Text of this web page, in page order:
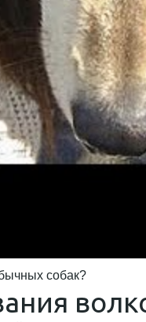
собак?